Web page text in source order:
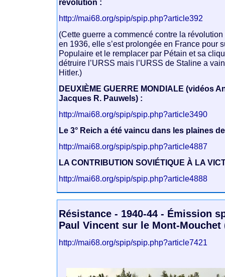
révolution :
http://mai68.org/spip/spip.php?article392
(Cette guerre a commencé contre la
en 1936, elle s’est prolongée en France pour
Populaire et le remplacer par Pétain et sa
détruire l’URSS mais l’URSS de Staline a
Hitler.)
DEUXIÈME GUERRE MONDIALE (vidéos
Jacques R. Pauwels) :
http://mai68.org/spip/spip.php?article3490
Le 3° Reich a été vaincu dans les plaines
http://mai68.org/spip/spip.php?article4887
LA CONTRIBUTION SOVIÉTIQUE À LA
http://mai68.org/spip/spip.php?article4888
Résistance - 1940-44 - Émission
Paul Vincent sur le Mont-Mouchet
http://mai68.org/spip/spip.php?article7421